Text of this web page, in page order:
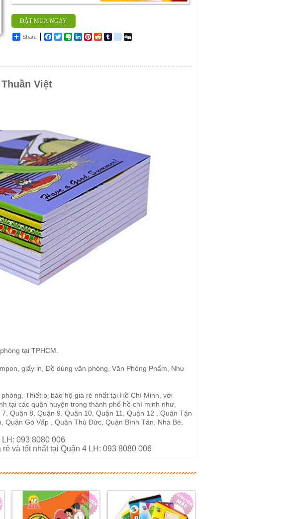
ĐẶT MUA NGAY
Share Facebook
TwitterEvernoteLinkedInPinterestRedditTumblrdelicious
Việt
tại TPHCM.
giấy in, Đồ dùng văn phòng, Văn Phòng Phẩm, Nhu
Thiết bị bảo hộ giá rẻ nhất tại Hồ Chí Minh, với
tại các quận huyện trong thành phố hồ chí minh như,
Quận 8, Quận 9, Quận 10, Quận 11, Quận 12 , Quận Tận
Gò Vấp , Quận Thủ Đức, Quận Bình Tân, Nhà Bè,
093 8080 006
rẻ và tốt nhất tại Quận 4 LH: 093 8080 006